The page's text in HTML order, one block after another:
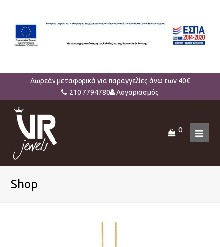
Δωρεάν μεταφορικά για παραγγελίες άνω των 40€
210 7794780
Λογαριασμός
0
Shop